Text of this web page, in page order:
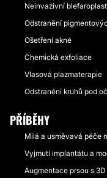
Neinvazivní
Odstranění
Ošetření akné
Chemická exfoliace
Vlasová plazmaterapie
Odstranění kruhů pod
PŘÍBĚHY
Milá a usměvavá péče
Vyjmutí implantátu a
Augmentace prsou s